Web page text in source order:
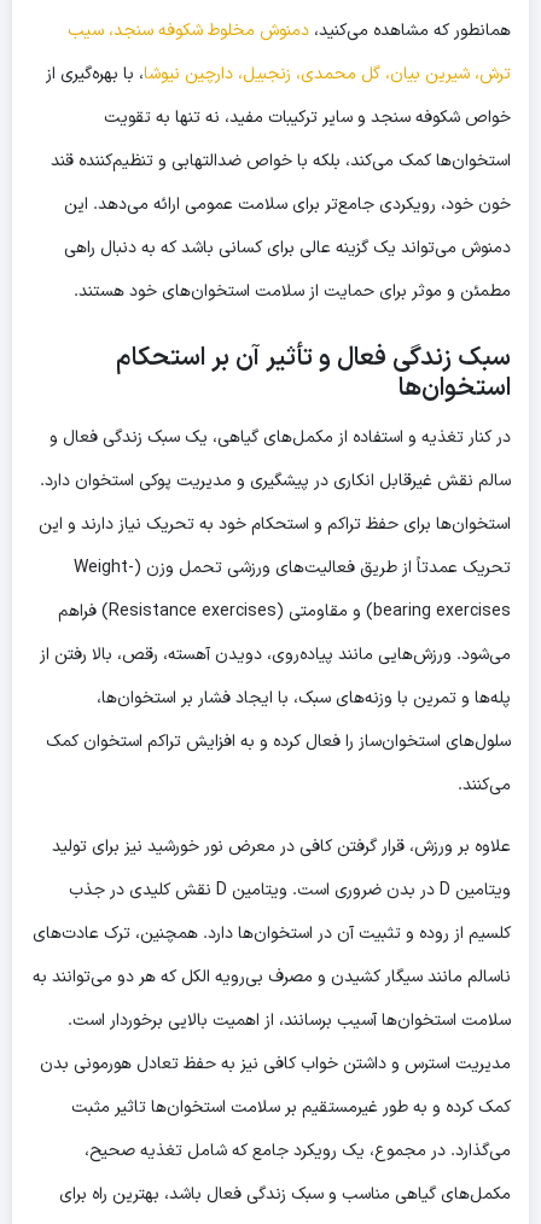
همانطور که مشاهده می‌کنید، دمنوش مخلوط شکوفه سنجد، سیب
ترش، شیرین بیان، گل محمدی، زنجبیل، دارچین نیوشا، با بهره‌گیری از
خواص شکوفه سنجد و سایر ترکیبات مفید، نه تنها به تقویت
استخوان‌ها کمک می‌کند، بلکه با خواص ضدالتهابی و تنظیم‌کننده قند
خون خود، رویکردی جامع‌تر برای سلامت عمومی ارائه می‌دهد. این
دمنوش می‌تواند یک گزینه عالی برای کسانی باشد که به دنبال راهی
مطمئن و موثر برای حمایت از سلامت استخوان‌های خود هستند.
سبک زندگی فعال و تأثیر آن بر استحکام
استخوان‌ها
در کنار تغذیه و استفاده از مکمل‌های گیاهی، یک سبک زندگی فعال و
سالم نقش غیرقابل انکاری در پیشگیری و مدیریت پوکی استخوان دارد.
استخوان‌ها برای حفظ تراکم و استحکام خود به تحریک نیاز دارند و این
تحریک عمدتاً از طریق فعالیت‌های ورزشی تحمل وزن (Weight-
bearing exercises) و مقاومتی (Resistance exercises) فراهم
می‌شود. ورزش‌هایی مانند پیاده‌روی، دویدن آهسته، رقص، بالا رفتن از
پله‌ها و تمرین با وزنه‌های سبک، با ایجاد فشار بر استخوان‌ها،
سلول‌های استخوان‌ساز را فعال کرده و به افزایش تراکم استخوان کمک
می‌کنند.
علاوه بر ورزش، قرار گرفتن کافی در معرض نور خورشید نیز برای تولید
ویتامین D در بدن ضروری است. ویتامین D نقش کلیدی در جذب
کلسیم از روده و تثبیت آن در استخوان‌ها دارد. همچنین، ترک عادت‌های
ناسالم مانند سیگار کشیدن و مصرف بی‌رویه الکل که هر دو می‌توانند به
سلامت استخوان‌ها آسیب برسانند، از اهمیت بالایی برخوردار است.
مدیریت استرس و داشتن خواب کافی نیز به حفظ تعادل هورمونی بدن
کمک کرده و به طور غیرمستقیم بر سلامت استخوان‌ها تاثیر مثبت
می‌گذارد. در مجموع، یک رویکرد جامع که شامل تغذیه صحیح،
مکمل‌های گیاهی مناسب و سبک زندگی فعال باشد، بهترین راه برای